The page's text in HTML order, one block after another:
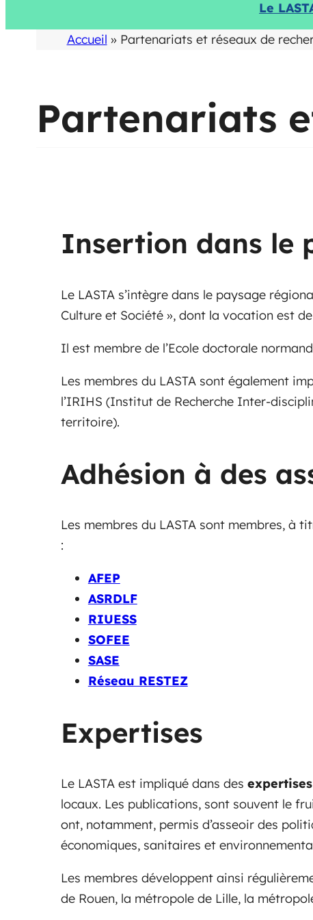
Le
Accueil » Partenariats et réseaux de
Partenariats
Insertion dans le
Le LASTA s’intègre dans le paysage
Culture et Société », dont la vocation est
Il est membre de l’Ecole doctorale
Les membres du LASTA sont également
l’IRIHS (Institut de Recherche Inter-
territoire).
Adhésion à des
Les membres du LASTA sont membres, à
:
AFEP
ASRDLF
RIUESS
SOFEE
SASE
Réseau RESTEZ
Expertises
Le LASTA est impliqué dans des
locaux. Les publications, sont souvent le
ont, notamment, permis d’asseoir des
économiques, sanitaires et
Les membres développent ainsi
de Rouen, la métropole de Lille, la